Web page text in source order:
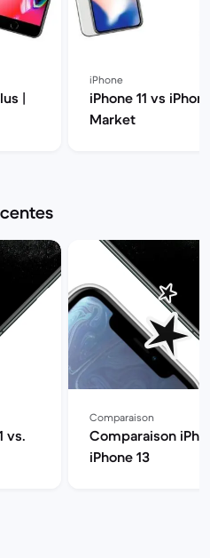
|
iPhone
iPhone 11 vs
Market
vs.
Comparaison
Comparaison
iPhone 13